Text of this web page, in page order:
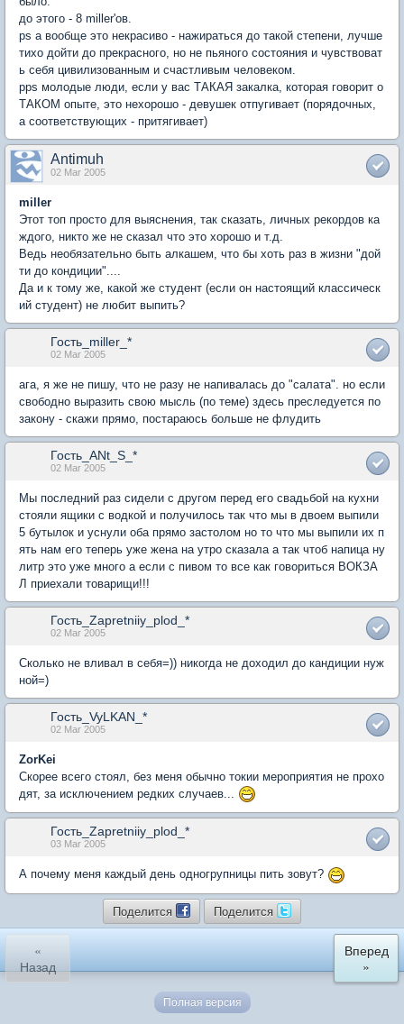
до этого - 8 miller'ов.
ps а вообще это некрасиво - нажираться до такой степени, лучше
тихо дойти до прекрасного, но не пьяного состояния и чувствоват
ь себя цивилизованным и счастливым человеком.
pps молодые люди, если у вас ТАКАЯ закалка, которая говорит о
ТАКОМ опыте, это нехорошо - девушек отпугивает (порядочных,
а соответствующих - притягивает)
Antimuh
02 Mar 2005
miller
Этот топ просто для выяснения, так сказать, личных рекордов ка
ждого, никто же не сказал что это хорошо и т.д.
Ведь необязательно быть алкашем, что бы хоть раз в жизни "дой
ти до кондиции"....
Да и к тому же, какой же студент (если он настоящий классическ
ий студент) не любит выпить?
Гость_miller_*
02 Mar 2005
ага, я же не пишу, что не разу не напивалась до "салата". но если
свободно выразить свою мысль (по теме) здесь преследуется по
закону - скажи прямо, постараюсь больше не флудить
Гость_ANt_S_*
02 Mar 2005
Мы последний раз сидели с другом перед его свадьбой на кухни
стояли ящики с водкой и получилось так что мы в двоем выпили
5 бутылок и уснули оба прямо застолом но то что мы выпили их п
ять нам его теперь уже жена на утро сказала а так чтоб напица ну
литр это уже много а если с пивом то все как говориться ВОКЗА
Л приехали товарищи!!!
Гость_Zapretniiy_plod_*
02 Mar 2005
Сколько не вливал в себя=)) никогда не доходил до кандиции нуж
ной=)
Гость_VyLKAN_*
02 Mar 2005
ZorKei
Скорее всего стоял, без меня обычно токии мероприятия не прохо
дят, за исключением редких случаев...
Гость_Zapretniiy_plod_*
03 Mar 2005
А почему меня каждый день одногрупницы пить зовут?
Поделится Поделится
«
Назад
Вперед
»
Полная версия